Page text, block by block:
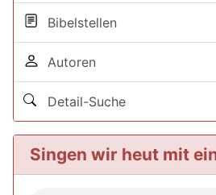
Bibelstellen
Autoren
Detail-Suche
Singen wir heut mit